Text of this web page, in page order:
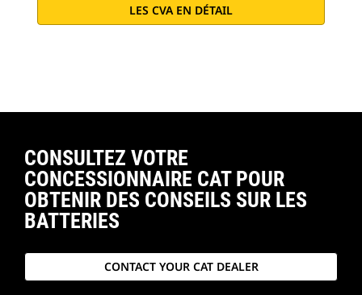
LES CVA EN DÉTAIL
CONSULTEZ VOTRE
CONCESSIONNAIRE CAT POUR
OBTENIR DES CONSEILS SUR LES
BATTERIES
CONTACT YOUR CAT DEALER